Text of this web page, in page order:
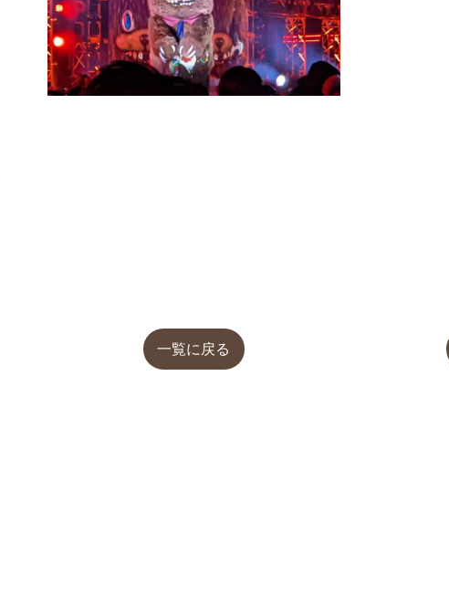
一覧に戻る